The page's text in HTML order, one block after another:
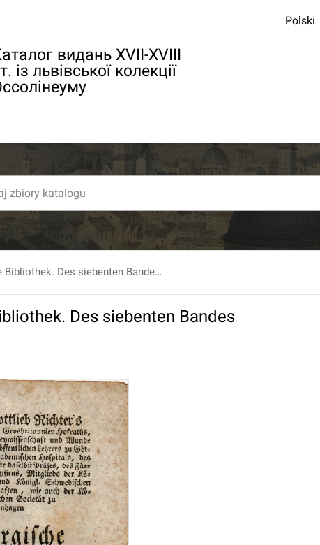
видань XVII-XVIII
із львівської колекції
Polski
Chirurgische Bibliothek. Des siebenten Bandes drittes Stuck.
Des siebenten Bandes